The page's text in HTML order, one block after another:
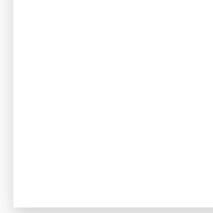
Servizi